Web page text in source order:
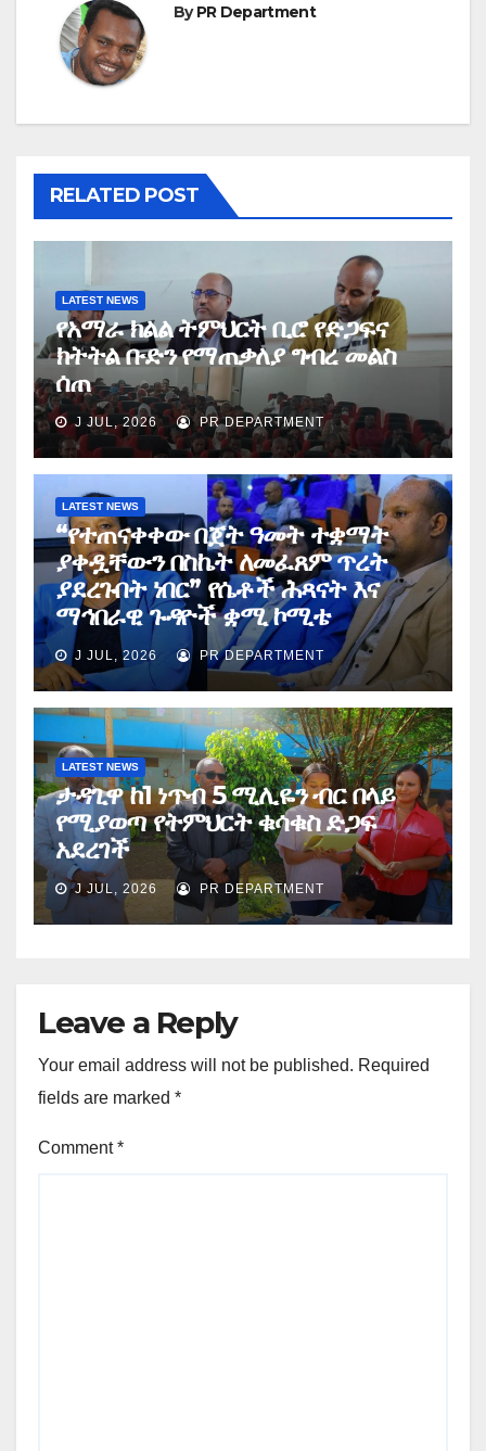
ByPR Department
RELATED POST
LATEST NEWS
የአማራ ክልል ትምህርት ቢሮ የድጋፍና
ክትትል ቡድን የማጠቃለያ ግብረ መልስ
ሰጠ
J JUL, 2026 PR DEPARTMENT
LATEST NEWS
“የተጠናቀቀው በጀት ዓመት ተቋማት
ያቀዷቸውን በስኬት ለመፈጸም ጥረት
ያደረጉበት ነበር” የሴቶች ሕጻናት እና
ማኅበራዊ ጉዳዮች ቋሚ ኮሚቴ
J JUL, 2026 PR DEPARTMENT
LATEST NEWS
ታዳጊዋ ከ1 ነጥብ 5 ሚሊዬን ብር በላይ
የሚያወጣ የትምህርት ቁሳቁስ ድጋፍ
አደረገች
J JUL, 2026 PR DEPARTMENT
Leave a Reply
Your email address will not be published. Required
fields are marked *
Comment*